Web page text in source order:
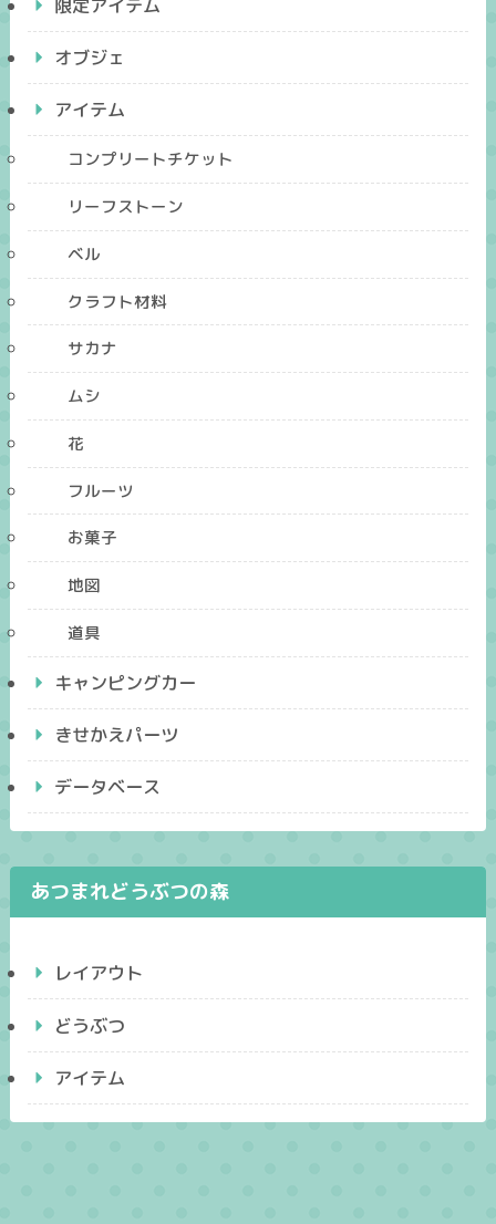
限定アイテム
オブジェ
アイテム
コンプリートチケット
リーフストーン
ベル
クラフト材料
サカナ
ムシ
花
フルーツ
お菓子
地図
道具
キャンピングカー
きせかえパーツ
データベース
あつまれどうぶつの森
レイアウト
どうぶつ
アイテム